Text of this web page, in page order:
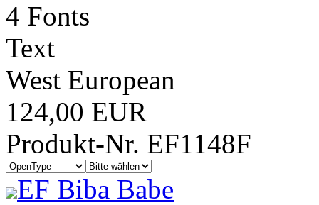
4 Fonts
Text
West European
124,00 EUR
Produkt-Nr. EF1148F
EF Biba Babe